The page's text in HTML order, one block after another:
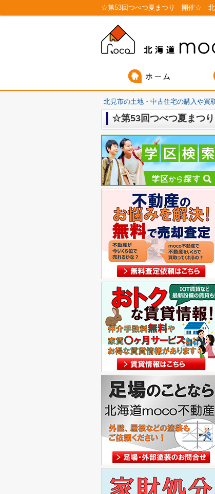
☆第53回つべつ夏まつり 開催☆｜北
北見市の土地・中古住宅の購入や買
☆第53回つべつ夏まつ